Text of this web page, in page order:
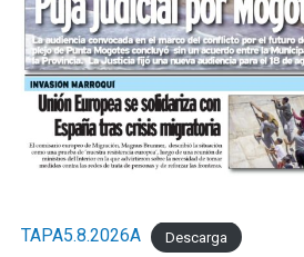
TAPA5.8.2026A Descarga